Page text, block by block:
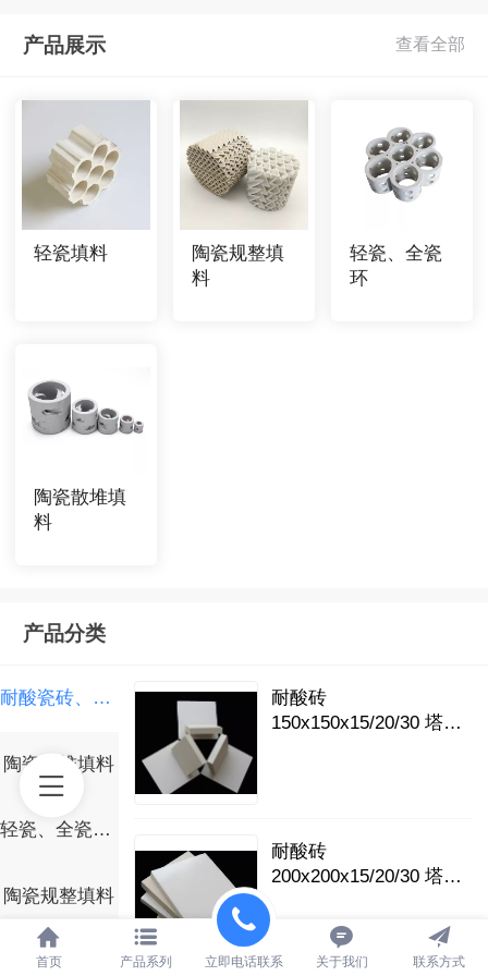
产品展示
轻瓷填料
陶瓷规整填
料
轻瓷、全瓷
环
陶瓷散堆填
料
产品分类
耐酸瓷砖、耐酸瓷板
陶瓷散堆填料
轻瓷、全瓷组合环
陶瓷规整填料
金属散堆填料
耐酸砖
150x150x15/20/30 塔内
耐酸砖
200x200x15/20/30 塔内
设施的内衬及耐酸地面
铺设
首页 产品系列 立即电话联系 关于我们 联系方式